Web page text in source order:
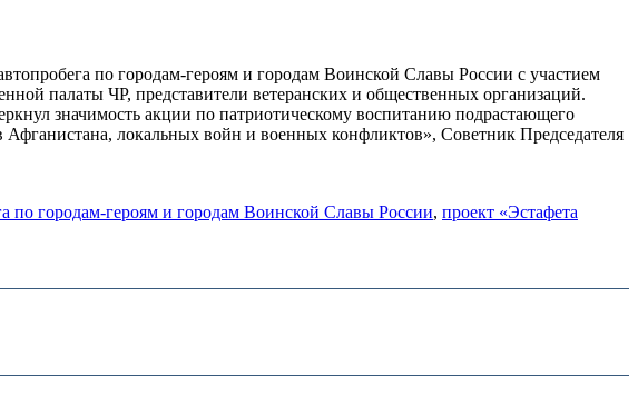
по городам-героям и городам Воинской Славы России с участием
палаты ЧР, представители ветеранских и общественных организаций.
значимость акции по патриотическому воспитанию подрастающего
локальных войн и военных конфликтов», Советник Председателя
по городам-героям и городам Воинской Славы России, проект «Эстафета